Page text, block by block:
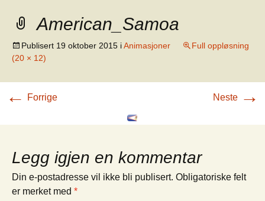
American_Samoa
Publisert 19 oktober 2015 iAnimasjoner
Full oppløsning
(20 × 12)
← Forrige Neste →
Legg igjen en kommentar
Din e-postadresse vil ikke bli publisert. Obligatoriske felt
er merket med *